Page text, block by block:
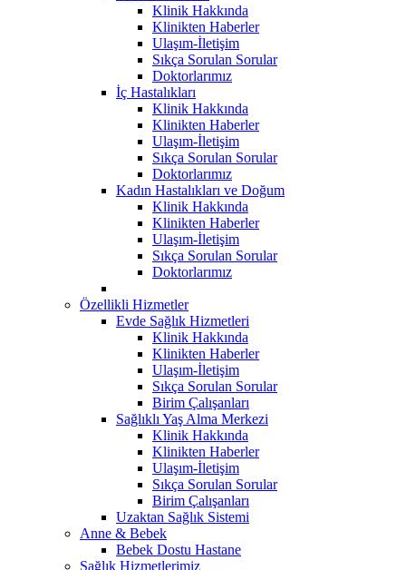
Klinik Hakkında
Klinikten Haberler
Ulaşım-İletişim
Sıkça Sorulan Sorular
Doktorlarımız
İç Hastalıkları
Klinik Hakkında
Klinikten Haberler
Ulaşım-İletişim
Sıkça Sorulan Sorular
Doktorlarımız
Kadın Hastalıkları ve Doğum
Klinik Hakkında
Klinikten Haberler
Ulaşım-İletişim
Sıkça Sorulan Sorular
Doktorlarımız
Özellikli Hizmetler
Evde Sağlık Hizmetleri
Klinik Hakkında
Klinikten Haberler
Ulaşım-İletişim
Sıkça Sorulan Sorular
Birim Çalışanları
Sağlıklı Yaş Alma Merkezi
Klinik Hakkında
Klinikten Haberler
Ulaşım-İletişim
Sıkça Sorulan Sorular
Birim Çalışanları
Uzaktan Sağlık Sistemi
Anne & Bebek
Bebek Dostu Hastane
Sağlık Hizmetlerimiz